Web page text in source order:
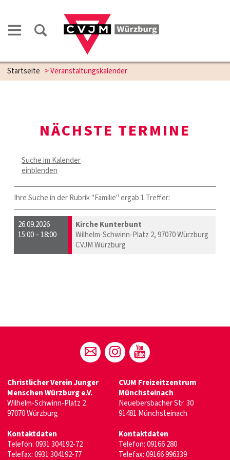
Startseite > Veranstaltungskalender
NÄCHSTE TERMINE
Suche im Kalender
einblenden
Ihre Suche in der Rubrik "Familie" ergab 1 Treffer:
26.09.2026
15:00 – 18:00
Kirche Kunterbunt
Wilhelm-Schwinn-Platz 2, 97070 Würzburg
CVJM Würzburg
Christlicher Verein Junger
Menschen Würzburg e.V.
Wilhelm-Schwinn-Platz 2
97070 Würzburg
Kontaktdaten
Telefon:0931 304192-72
Telefax: 0931 304192-77
CVJM Freizeitzentrum
Münchsteinach
Neuebersbacher Str. 30
91481 Münchsteinach
Kontaktdaten
Telefon:09166 280
Telefax: 09166 996339